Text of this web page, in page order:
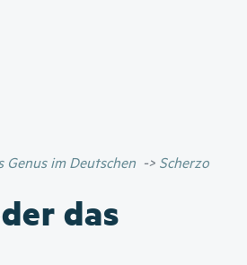
Genus im Deutschen Scherzo
das